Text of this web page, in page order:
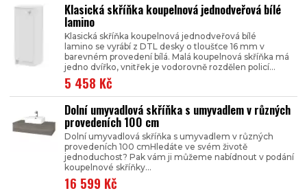
Klasická skříňka koupelnová jednodveřová bílé
lamino
Klasická skříňka koupelnová jednodveřová bílé
lamino se vyrábí z DTL desky o tloušťce 16 mm v
barevném provedení bílá. Malá koupelnová skříňka má
jedno dvířko, vnitřek je vodorovně rozdělen policí...
5 458 Kč
Dolní umyvadlová skříňka s umyvadlem v různých
provedeních 100 cm
Dolní umyvadlová skříňka s umyvadlem v různých
provedeních 100 cmHledáte ve svém životě
jednoduchost? Pak vám ji můžeme nabídnout v podání
koupelnové skříňky...
16 599 Kč